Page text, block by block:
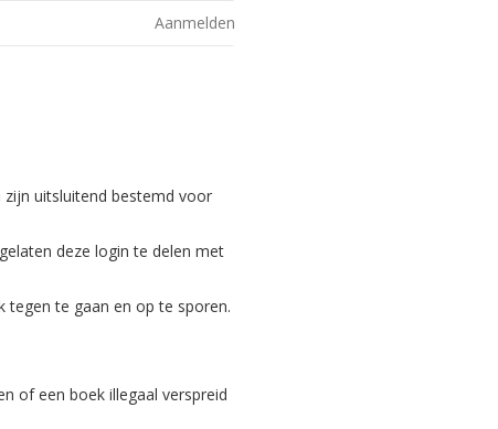
Aanmelden
zijn uitsluitend bestemd voor
deze login te delen met
tegen te gaan en op te sporen.
of een boek illegaal verspreid